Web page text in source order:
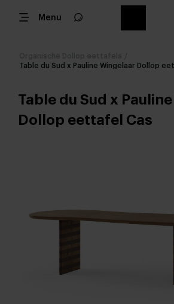
Menu
Table du Sud x Pauline Wingelaar Dollop
Table du Sud x
Dollop eettafel Cas